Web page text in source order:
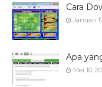
Cara
Januari
Apa
Mei 10,